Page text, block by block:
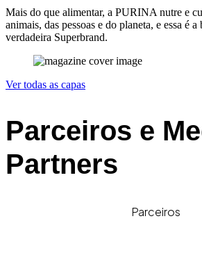
Mais do que alimentar, a PURINA nutre e
animais, das pessoas e do planeta, e essa é
verdadeira Superbrand.
Ver todas as capas
Parceiros e
Partners
Parceiros